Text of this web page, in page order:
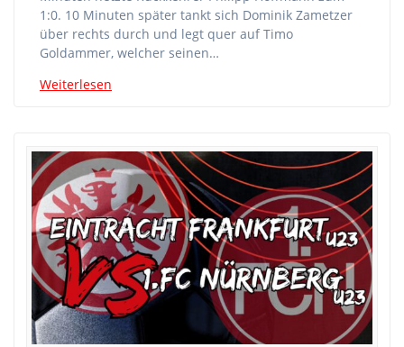
1:0. 10 Minuten später tankt sich Dominik Zametzer
über rechts durch und legt quer auf Timo
Goldammer, welcher seinen…
Weiterlesen